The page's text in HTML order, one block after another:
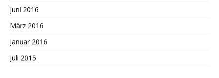
Juni 2016
März 2016
Januar 2016
Juli 2015